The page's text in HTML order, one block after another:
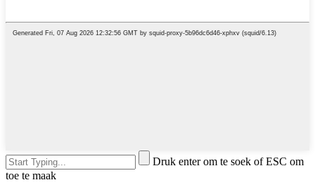
Druk enter om te soek of ESC om
toe te maak